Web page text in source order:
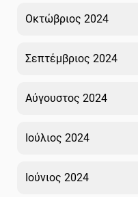
Οκτώβριος 2024
Σεπτέμβριος 2024
Αύγουστος 2024
Ιούλιος 2024
Ιούνιος 2024